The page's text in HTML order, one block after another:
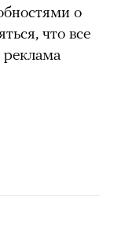
о
что все